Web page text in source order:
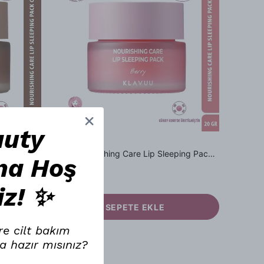
Klavuu Nourishing Care Lip Sleeping Pack Coconut - Hindistan Cevizi Özlü Besleyici Dudak Bakım Gece Maskesi Klavuu Nourishing Care Lip Sleeping Pack Berry - Orman Meyveleri Özlü Besleyici Dudak Bakım Gece Maskesi
₺ 749.90
SEPETE EKLE
Hoş
✨
cilt bakım
mısınız?